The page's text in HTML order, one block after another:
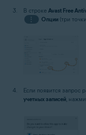
В строке Avast Free
⋮
Опции(три
Если появится запрос
учетных записей,